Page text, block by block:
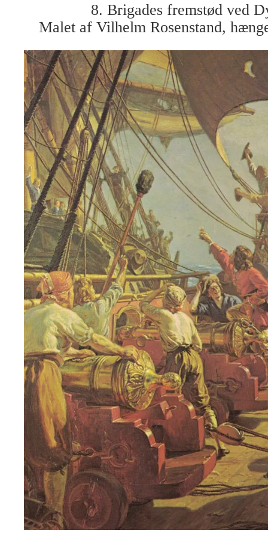
8. Brigades fremstød ved
Malet af Vilhelm Rosenstand,